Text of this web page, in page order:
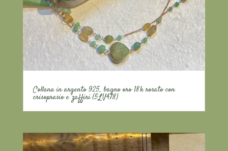
Collana in argento 925, bagno oro 18k rosato con
crisoprasio e zaffiri (5LV478)